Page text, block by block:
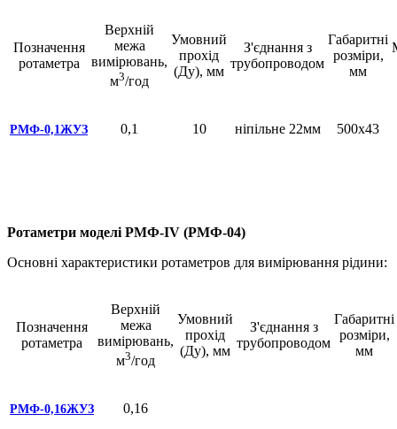
Позначення
ротаметра
Верхній
межа
вимірювань,
м3/год
Умовний
прохід
(Ду), мм
З'єднання з
трубопроводом
Габаритні
розміри,
мм
РМФ-0,1ЖУЗ 0,1 10 ніпільне 22мм 500х43
Ротаметри моделі РМФ-IV (РМФ-04)
Основні характеристики ротаметров для вимірювання рідини:
Позначення
ротаметра
Верхній
межа
вимірювань,
м3/год
Умовний
прохід
(Ду), мм
З'єднання з
трубопроводом
Габаритні
розміри,
мм
РМФ-0,16ЖУЗ 0,16